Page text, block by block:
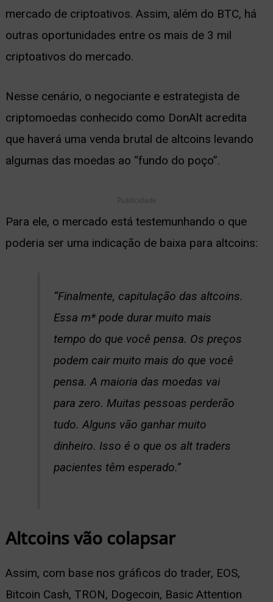
mercado de criptoativos. Assim, além do BTC, há
outras oportunidades entre os mais de 3 mil
criptoativos do mercado.
Nesse cenário, o negociante e estrategista de
criptomoedas conhecido como DonAlt acredita
que haverá uma venda brutal de altcoins levando
algumas das moedas ao “fundo do poço”.
Publicidade
Para ele, o mercado está testemunhando o que
poderia ser uma indicação de baixa para altcoins:
“Finalmente, capitulação das altcoins.
Essa m* pode durar muito mais
tempo do que você pensa. Os preços
podem cair muito mais do que você
pensa. A maioria das moedas vai
para zero. Muitas pessoas perderão
tudo. Alguns vão ganhar muito
dinheiro. Isso é o que os alt traders
pacientes têm esperado.”
Altcoins vão colapsar
Assim, com base nos gráficos do trader, EOS,
Bitcoin Cash, TRON, Dogecoin, Basic Attention